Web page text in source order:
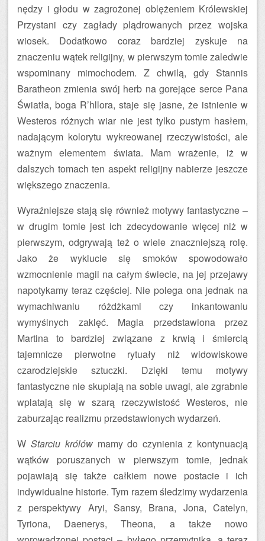
nędzy i głodu w zagrożonej oblężeniem Królewskiej
Przystani czy zagłady plądrowanych przez wojska
wiosek. Dodatkowo coraz bardziej zyskuje na
znaczeniu wątek religijny, w pierwszym tomie zaledwie
wspominany mimochodem. Z chwilą, gdy Stannis
Baratheon zmienia swój herb na gorejące serce Pana
Światła, boga R’hllora, staje się jasne, że istnienie w
Westeros różnych wiar nie jest tylko pustym hasłem,
nadającym kolorytu wykreowanej rzeczywistości, ale
ważnym elementem świata. Mam wrażenie, iż w
dalszych tomach ten aspekt religijny nabierze jeszcze
większego znaczenia.
Wyraźniejsze stają się również motywy fantastyczne –
w drugim tomie jest ich zdecydowanie więcej niż w
pierwszym, odgrywają też o wiele znaczniejszą rolę.
Jako że wyklucie się smoków spowodowało
wzmocnienie magii na całym świecie, na jej przejawy
napotykamy teraz częściej. Nie polega ona jednak na
wymachiwaniu różdżkami czy inkantowaniu
wymyślnych zaklęć. Magia przedstawiona przez
Martina to bardziej związane z krwią i śmiercią
tajemnicze pierwotne rytuały niż widowiskowe
czarodziejskie sztuczki. Dzięki temu motywy
fantastyczne nie skupiają na sobie uwagi, ale zgrabnie
wplatają się w szarą rzeczywistość Westeros, nie
zaburzając realizmu przedstawionych wydarzeń.
W Starciu królówmamy do czynienia z kontynuacją
wątków poruszanych w pierwszym tomie, jednak
pojawiają się także całkiem nowe postacie i ich
indywidualne historie. Tym razem śledzimy wydarzenia
z perspektywy Aryi, Sansy, Brana, Jona, Catelyn,
Tyriona, Daenerys, Theona, a także nowo